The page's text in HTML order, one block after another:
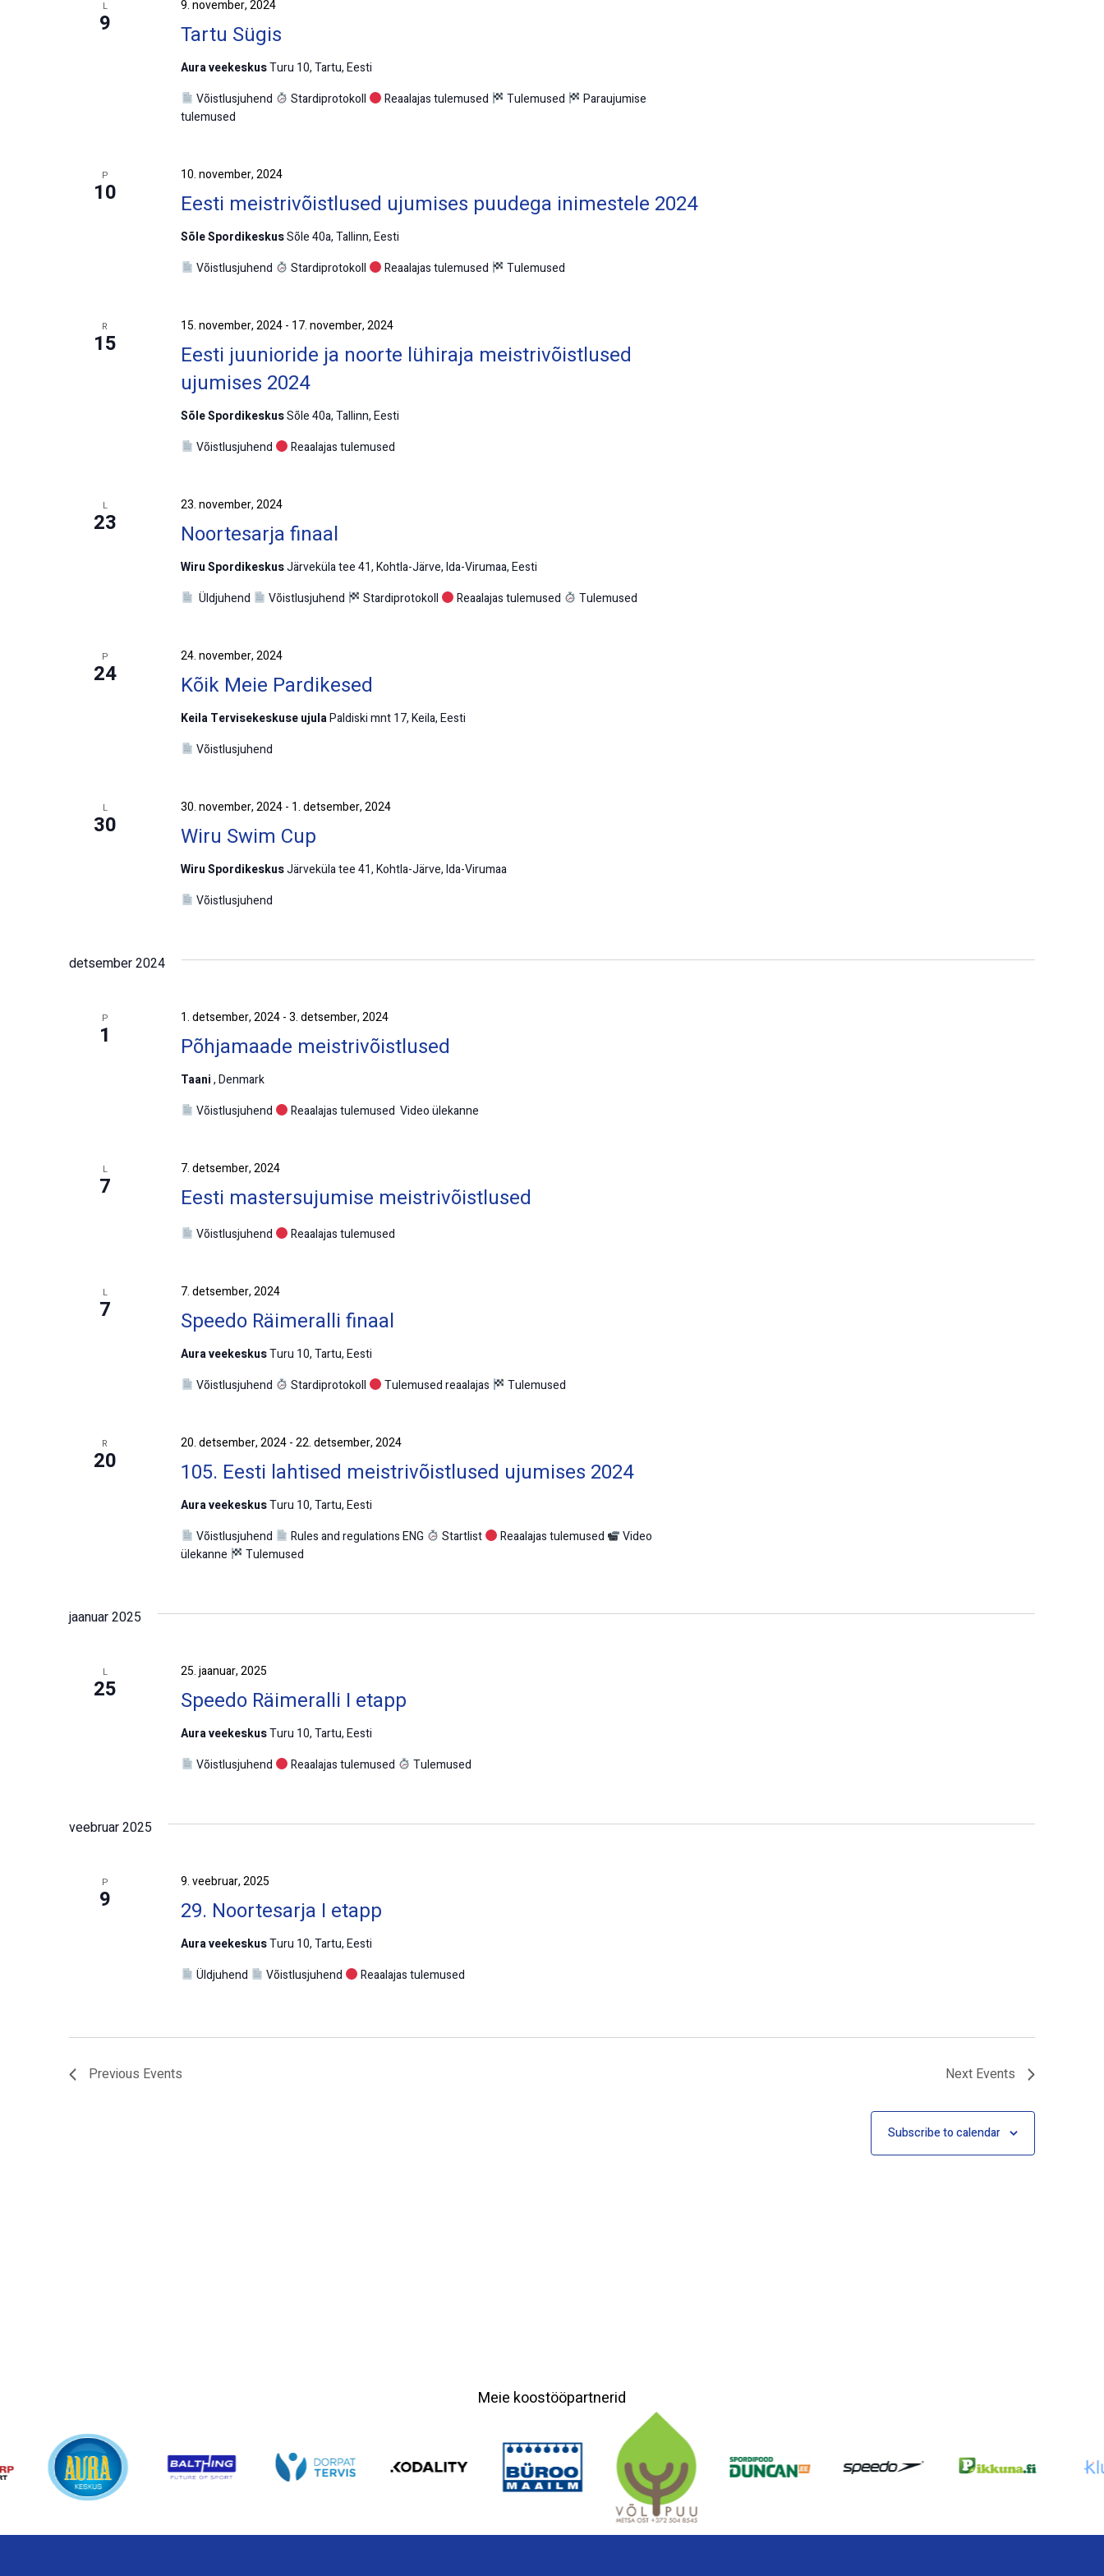
L
9 Tartu Sügis
9. november, 2024
Aura veekeskusTuru 10, Tartu, Eesti
Võistlusjuhend
Stardiprotokoll Reaalajas tulemused Tulemused
Paraujumise
tulemused
P
10 Eesti meistrivõistlused ujumises puudega inimestele 2024
10. november, 2024
Sõle SpordikeskusSõle 40a, Tallinn, Eesti
Võistlusjuhend
Stardiprotokoll Reaalajas tulemused Tulemused
R
15
Eesti juunioride ja noorte lühiraja meistrivõistlused
ujumises 2024
15. november, 2024- 17. november, 2024
Sõle SpordikeskusSõle 40a, Tallinn, Eesti
Võistlusjuhend
Reaalajas tulemused
L
23 Noortesarja finaal
23. november, 2024
Wiru SpordikeskusJärveküla tee 41, Kohtla-Järve, Ida-Virumaa, Eesti
Üldjuhend
Võistlusjuhend Stardiprotokoll Reaalajas tulemused Tulemused
P
24 Kõik Meie Pardikesed
24. november, 2024
Keila Tervisekeskuse ujulaPaldiski mnt 17, Keila, Eesti
Võistlusjuhend
L
30 Wiru Swim Cup
30. november, 2024- 1. detsember, 2024
Wiru SpordikeskusJärveküla tee 41, Kohtla-Järve, Ida-Virumaa
Võistlusjuhend
detsember 2024
P
1 Põhjamaade meistrivõistlused
1. detsember, 2024-3. detsember, 2024
Taani, Denmark
Võistlusjuhend
Reaalajas tulemused Video ülekanne
L
7 Eesti mastersujumise meistrivõistlused
7. detsember, 2024
Võistlusjuhend Reaalajas tulemused
L
7 Speedo Räimeralli finaal
7. detsember, 2024
Aura veekeskusTuru 10, Tartu, Eesti
Võistlusjuhend
Stardiprotokoll Tulemused reaalajas Tulemused
R
20 105. Eesti lahtised meistrivõistlused ujumises 2024
20. detsember, 2024-22. detsember, 2024
Aura veekeskusTuru 10, Tartu, Eesti
Võistlusjuhend
Rules and regulations ENG Startlist Reaalajas tulemused
Video
ülekanne
Tulemused
jaanuar 2025
L
25 Speedo Räimeralli I etapp
25. jaanuar, 2025
Aura veekeskusTuru 10, Tartu, Eesti
Võistlusjuhend
Reaalajas tulemused Tulemused
veebruar 2025
P
9 29. Noortesarja I etapp
9. veebruar, 2025
Aura veekeskusTuru 10, Tartu, Eesti
Üldjuhend
Võistlusjuhend Reaalajas tulemused
Previous Events Next Events
Subscribe to calendar
Meie koostööpartnerid